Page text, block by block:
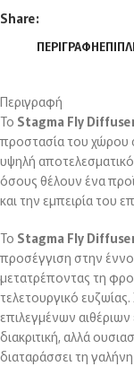
Share:
ΠΕΡΙΓΡΑΦΉ
Περιγραφή
Το Stagma Fly
προστασία του χώρου
υψηλή
όσους θέλουν ένα
και την εμπειρία του
Το Stagma Fly
προσέγγιση στην
μετατρέποντας τη
τελετουργικό
επιλεγμένων
διακριτική, αλλά
διαταράσσει τη